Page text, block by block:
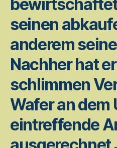
seinen
anderem
Nachher hat
schlimmen
Wafer an dem
eintreffende